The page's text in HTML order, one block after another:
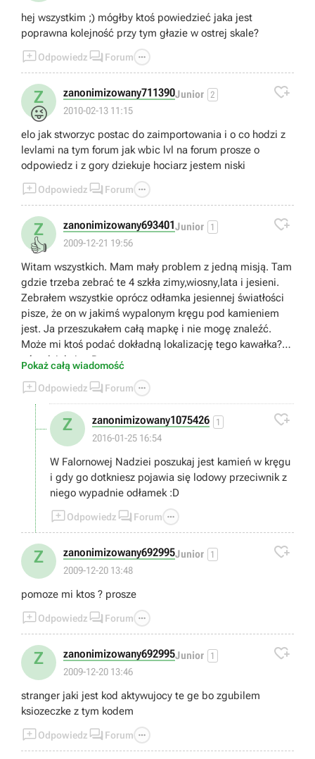
hej wszystkim ;) mógłby ktoś powiedzieć jaka jest
poprawna kolejność przy tym głazie w ostrej skale?
Odpowiedz  Forum 
Z
😜
zanonimizowany711390Junior 2
2010-02-13 11:15

elo jak stworzyc postac do zaimportowania i o co hodzi z
levlami na tym forum jak wbic lvl na forum prosze o
odpowiedz i z gory dziekuje hociarz jestem niski
Odpowiedz  Forum 
Z
👍
zanonimizowany693401Junior 1
2009-12-21 19:56

Witam wszystkich. Mam mały problem z jedną misją. Tam
gdzie trzeba zebrać te 4 szkła zimy,wiosny,lata i jesieni.
Zebrałem wszystkie oprócz odłamka jesiennej światłości
pisze, że on w jakimś wypalonym kręgu pod kamieniem
jest. Ja przeszukałem całą mapkę i nie mogę znaleźć.
Może mi ktoś podać dokładną lokalizację tego kawałka? Z
góry dziękuję. :P
Pokaż całą wiadomość
Odpowiedz  Forum 
Z zanonimizowany1075426 1
2016-01-25 16:54

W Falornowej Nadziei poszukaj jest kamień w kręgu
i gdy go dotkniesz pojawia się lodowy przeciwnik z
niego wypadnie odłamek :D
Odpowiedz  Forum 
Z zanonimizowany692995Junior 1
2009-12-20 13:48

pomoze mi ktos ? prosze
Odpowiedz  Forum 
Z zanonimizowany692995Junior 1
2009-12-20 13:46

stranger jaki jest kod aktywujocy te ge bo zgubilem
ksiozeczke z tym kodem
Odpowiedz  Forum 